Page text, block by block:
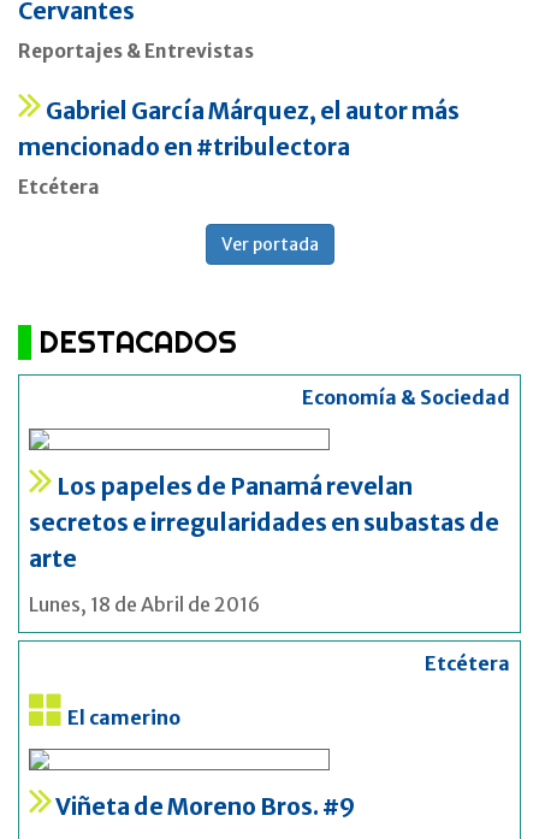
Cervantes
Reportajes & Entrevistas
Gabriel García Márquez, el autor más
mencionado en #tribulectora
Etcétera
Ver portada
DESTACADOS
Economía & Sociedad
Los papeles de Panamá revelan
secretos e irregularidades en subastas de
arte
Lunes, 18 de Abril de 2016
Etcétera
El camerino
Viñeta de Moreno Bros. #9